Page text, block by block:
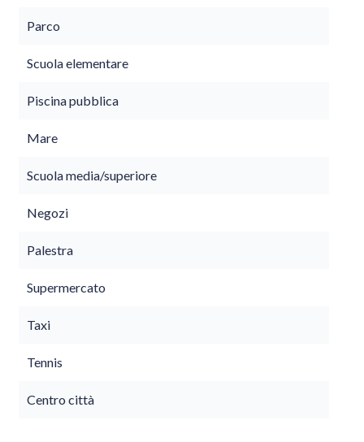
Parco
Scuola elementare
Piscina pubblica
Mare
Scuola media/superiore
Negozi
Palestra
Supermercato
Taxi
Tennis
Centro città